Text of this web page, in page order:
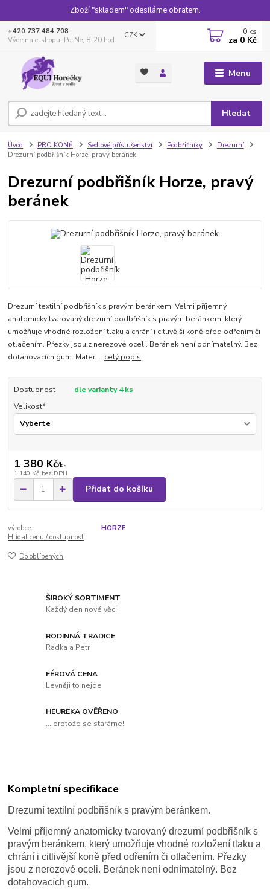
Zboží "skladem" odesíláme obratem.
Menu
CZK
Hledat
+420 737 484 708
Výdejna e-shopu: Po-Ne, 8-20 hod.
0 ks
za 0 Kč
Úvod PRO KONĚ Sedlové příslušenství Podbřišníky
Drezurní
Drezurní podbřišník Horze, pravý beránek
Drezurní podbřišník Horze, pravý
beránek
Drezurní textilní podbřišník s pravým beránkem. Velmi příjemný
anatomicky tvarovaný drezurní podbřišník s pravým beránkem, který
umožňuje vhodné rozložení tlaku a chrání i citlivější koně před odřením či
otlačením. Přezky jsou z nerezové oceli. Beránek není odnímatelný. Bez
dotahovacích gum. Materi... celý popis
Dostupnost
dle varianty 4 ks
Velikost*
1 380 Kč/ks
1 140 Kč bez DPH
Přidat do košíku
výrobce:
HORZE
Hlídat cenu / dostupnost
Do oblíbených
ŠIROKÝ SORTIMENT
Každý den nové věci
RODINNÁ TRADICE
Radka a Petr
FÉROVÁ CENA
Levněji to nejde
HEUREKA OVĚŘENO
... protože se staráme!
Kompletní specifikace
Drezurní textilní podbřišník s pravým beránkem.
Velmi příjemný anatomicky tvarovaný drezurní podbřišník s
pravým beránkem, který umožňuje vhodné rozložení tlaku a
chrání i citlivější koně před odřením či otlačením. Přezky
jsou z nerezové oceli. Beránek není odnímatelný. Bez
dotahovacích gum.